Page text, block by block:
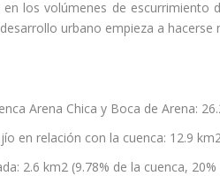
en los volúmenes de
urbano empieza a hacerse
Arena Chica y Boca de Arena:
en relación con la cuenca: 12.9
2.6 km2 (9.78% de la cuenca,